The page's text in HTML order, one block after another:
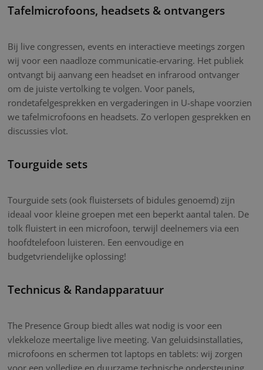
Tafelmicrofoons, headsets & ontvangers
Bij live congressen, events en interactieve meetings zorgen
wij voor een naadloze communicatie-ervaring. Het publiek
ontvangt bij aanvang een headset en infrarood ontvanger
om de juiste vertolking te volgen. Voor panels,
rondetafelgesprekken en vergaderingen in U-shape voorzien
we tafelmicrofoons en headsets. Zo verlopen gesprekken en
discussies vlot.
Tourguide sets
Tourguide sets (ook fluistersets of bidules genoemd) zijn
ideaal voor kleine groepen met een beperkt aantal talen. De
tolk fluistert in een microfoon, terwijl deelnemers via een
hoofdtelefoon luisteren. Een eenvoudige en
budgetvriendelijke oplossing!
Technicus & Randapparatuur
The Presence Group biedt alles wat nodig is voor een
vlekkeloze meertalige live meeting. Van geluidsinstallaties,
microfoons en schermen tot laptops en tablets: wij zorgen
voor een volledige en duurzame technische ondersteuning.